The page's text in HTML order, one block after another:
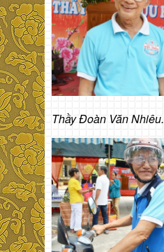
Thầy Đoàn Văn Nhiêu.